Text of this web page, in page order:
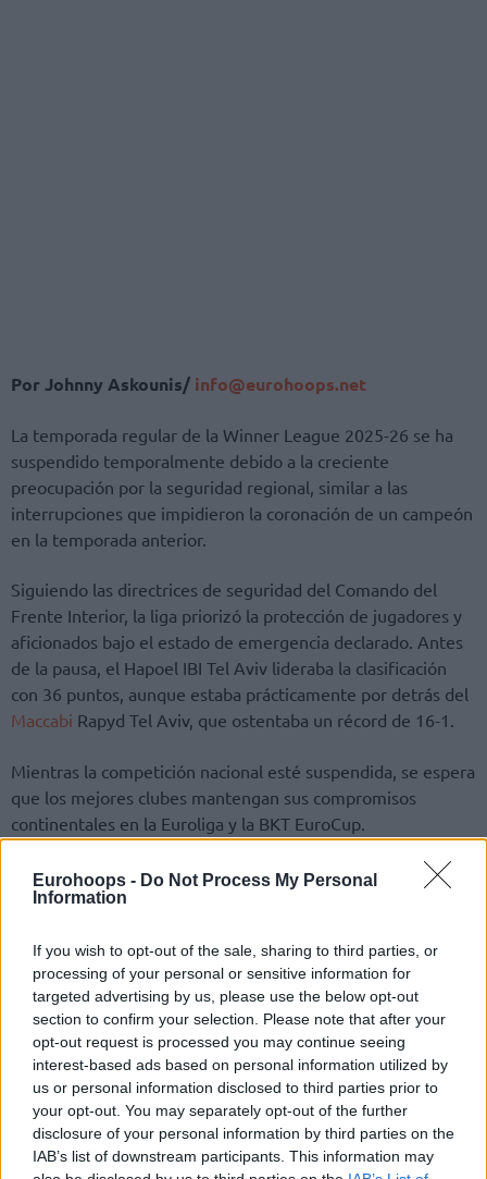
Eurohoops - Do Not Process My Personal
Information
If you wish to opt-out of the sale, sharing to third parties, or
processing of your personal or sensitive information for
targeted advertising by us, please use the below opt-out
section to confirm your selection. Please note that after your
opt-out request is processed you may continue seeing
interest-based ads based on personal information utilized by
us or personal information disclosed to third parties prior to
your opt-out. You may separately opt-out of the further
disclosure of your personal information by third parties on the
IAB’s list of downstream participants. This information may
Por Johnny Askounis/ info@eurohoops.net
La temporada regular de la Winner League 2025-26 se ha
suspendido temporalmente debido a la creciente
preocupación por la seguridad regional, similar a las
interrupciones que impidieron la coronación de un campeón
en la temporada anterior.
Siguiendo las directrices de seguridad del Comando del
Frente Interior, la liga priorizó la protección de jugadores y
aficionados bajo el estado de emergencia declarado. Antes
de la pausa, el Hapoel IBI Tel Aviv lideraba la clasificación
con 36 puntos, aunque estaba prácticamente por detrás del
Maccabi Rapyd Tel Aviv, que ostentaba un récord de 16-1.
Mientras la competición nacional esté suspendida, se espera
que los mejores clubes mantengan sus compromisos
continentales en la Euroliga y la BKT EuroCup.
ליגת ווינר סל פועלת בהתאם להנחיות פיקוד העורף,
ועובדת על מנת להוציא לפועל, בהתאם למצב בשטח,
הליגה נמצאת בקשר שוטף עם הקבוצות, גורמי
הביטחון ומשרד התרבות והספורט, ופועלת לביצוע
כלל ההתאמות והצעדים הנדרשים, כדי להבטיח
היערכות מיטבית לחידוש…
pic.twitter.com/9Abuf5QLNs